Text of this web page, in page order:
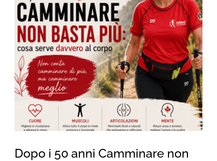
Dopo i 50 anni Camminare non